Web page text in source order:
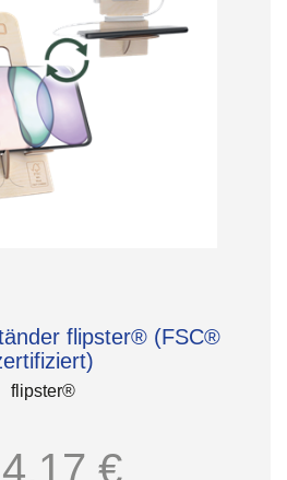
flipster® (FSC®
flipster®
4,17 €